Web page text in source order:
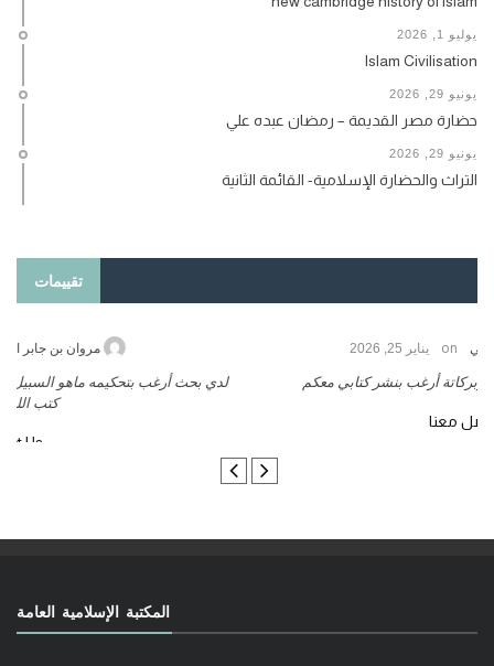
يوليو 1, 2026
Islam Civilisation
يونيو 29, 2026
حضارة مصر القديمة – رمضان عبده علي
يونيو 29, 2026
التراث والحضارة الإسلامية- القائمة الثانية
تقييمات
السلام عليكم ورحمة الله وبركاتة أرغب بنشر كتابي معكم
المكتبة الإسلامية العامة